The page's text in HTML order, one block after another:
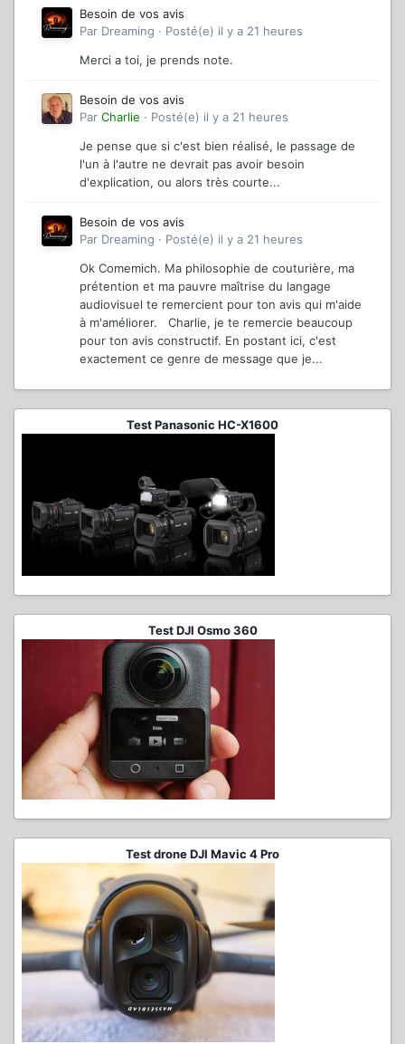
Besoin de vos avis
Par Dreaming · Posté(e) il y a 21 heures
Merci a toi, je prends note.
Besoin de vos avis
Par Charlie · Posté(e) il y a 21 heures
Je pense que si c'est bien réalisé, le passage de
l'un à l'autre ne devrait pas avoir besoin
d'explication, ou alors très courte...
Besoin de vos avis
Par Dreaming · Posté(e) il y a 21 heures
Ok Comemich. Ma philosophie de couturière, ma
prétention et ma pauvre maîtrise du langage
audiovisuel te remercient pour ton avis qui m'aide
à m'améliorer. Charlie, je te remercie beaucoup
pour ton avis constructif. En postant ici, c'est
exactement ce genre de message que je...
Test Panasonic HC-X1600
Test DJI Osmo 360
Test drone DJI Mavic 4 Pro